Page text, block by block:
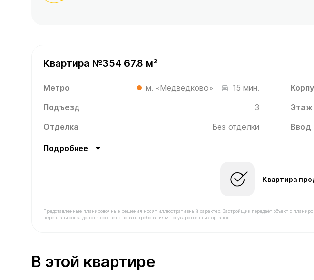
Квартира №354 67.8 м²
Метро м. «Медведково» 15 мин.
Подъезд 3 Этаж
Отделка
Без отделки Ввод
Подробнее
Квартира
Представленные планировочные решения носят иллюстративный характер. Застройщик передаёт объект с
перепланировка должна соответствовать требованиям государственных органов.
В этой квартире